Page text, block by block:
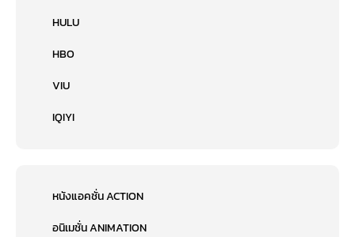
HULU
HBO
VIU
IQIYI
หนังแอคชั่น ACTION
อนิเมชั่น ANIMATION